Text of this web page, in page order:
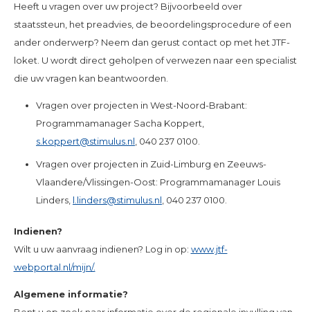
Heeft u vragen over uw project? Bijvoorbeeld over
staatssteun, het preadvies, de beoordelingsprocedure of een
ander onderwerp? Neem dan gerust contact op met het JTF-
loket. U wordt direct geholpen of verwezen naar een specialist
die uw vragen kan beantwoorden.
Vragen over projecten in West-Noord-Brabant:
Programmamanager Sacha Koppert,
s.koppert@stimulus.nl , 040 237 0100.
Vragen over projecten in Zuid-Limburg en Zeeuws-
Vlaandere/Vlissingen-Oost: Programmamanager Louis
Linders, l.linders@stimulus.nl , 040 237 0100.
Indienen?
Wilt u uw aanvraag indienen? Log in op: www.jtf-
webportal.nl/mijn/.
Algemene informatie?